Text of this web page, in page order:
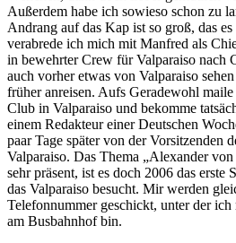
Außerdem habe ich sowieso schon zu
Andrang auf das Kap ist so groß, das
verabrede ich mich mit Manfred als
in bewehrter Crew für Valparaiso nach
auch vorher etwas von Valparaiso
früher anreisen. Aufs Geradewohl
Club in Valparaiso und bekomme
einem Redakteur einer Deutschen
paar Tage später von der Vorsitzenden
Valparaiso. Das Thema
Alexander
sehr präsent, ist es doch 2006 das erste
das Valparaiso besucht. Mir werden
Telefonnummer geschickt, unter der
am Busbahnhof bin.